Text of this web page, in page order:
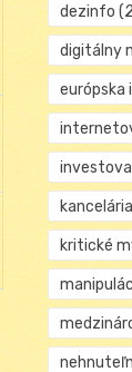
dezinfo
digitálny
európska
kancelária
kritické